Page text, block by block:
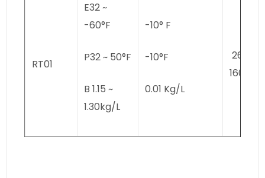
RT01
E32 ~
-60°F
P32 ~ 50°F
B 1.15 ~
1.30kg/L
-10° F
-10°F
0.01 Kg/L
26/30
160